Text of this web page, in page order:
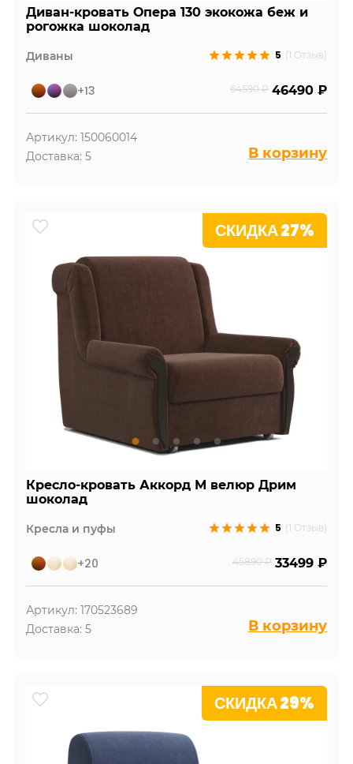
Диван-кровать Опера 130 экокожа беж и
рогожка шоколад
Диваны 5 (1 Отзыв)
+13 64590 ₽ 46490 ₽
Артикул: 150060014
Доставка: 5
В корзину
СКИДКА 27%
Кресло-кровать Аккорд М велюр Дрим
шоколад
Кресла и пуфы 5 (1 Отзыв)
+20 45890 ₽ 33499 ₽
Артикул: 170523689
Доставка: 5
В корзину
СКИДКА 29%